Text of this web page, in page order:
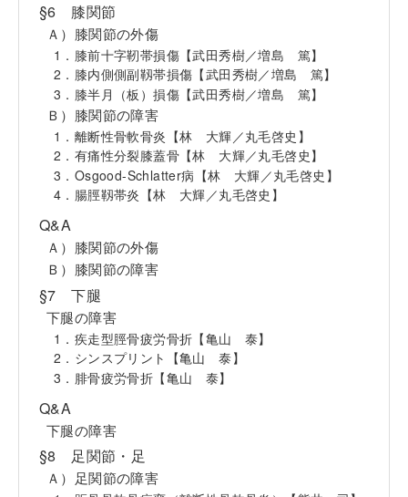
§6 膝関節
Ａ）膝関節の外傷
1．膝前十字靭帯損傷【武田秀樹／増島 篤】
2．膝内側側副靱帯損傷【武田秀樹／増島 篤】
3．膝半月（板）損傷【武田秀樹／増島 篤】
Ｂ）膝関節の障害
1．離断性骨軟骨炎【林 大輝／丸毛啓史】
2．有痛性分裂膝蓋骨【林 大輝／丸毛啓史】
3．Osgood-Schlatter病【林 大輝／丸毛啓史】
4．腸脛靱帯炎【林 大輝／丸毛啓史】
Q&A
Ａ）膝関節の外傷
Ｂ）膝関節の障害
§7 下腿
下腿の障害
1．疾走型脛骨疲労骨折【亀山 泰】
2．シンスプリント【亀山 泰】
3．腓骨疲労骨折【亀山 泰】
Q&A
下腿の障害
§8 足関節・足
Ａ）足関節の障害